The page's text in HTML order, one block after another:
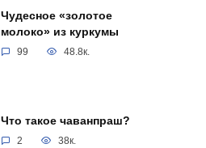
Чудесное «золотое
молоко» из куркумы
99 48.8к.
Что такое чаванпраш?
2 38к.